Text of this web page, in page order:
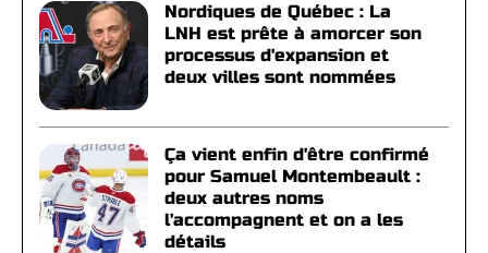
Nordiques de Québec : La
LNH est prête à amorcer son
processus d'expansion et
deux villes sont nommées
Ça vient enfin d'être confirmé
pour Samuel Montembeault :
deux autres noms
l'accompagnent et on a les
détails